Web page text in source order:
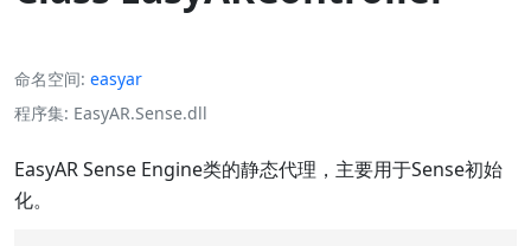
命名空间 easyar
程序集 EasyAR.Sense.dll
EasyAR Sense Engine类的静态代理，主要用于Sense初始
化。